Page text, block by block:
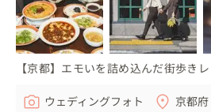
【京都】エモいを詰め込んだ街歩き
ウェディングフォト
京都府